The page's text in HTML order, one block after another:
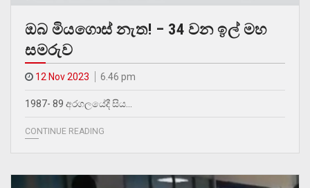
ඔබ මිය‍ගොස් නැත! – 34 වන ඉල් මහ
සමරුව
12 Nov 2023 6.46 pm
1987- 89 අරගලයේදී සිය…
CONTINUE READING